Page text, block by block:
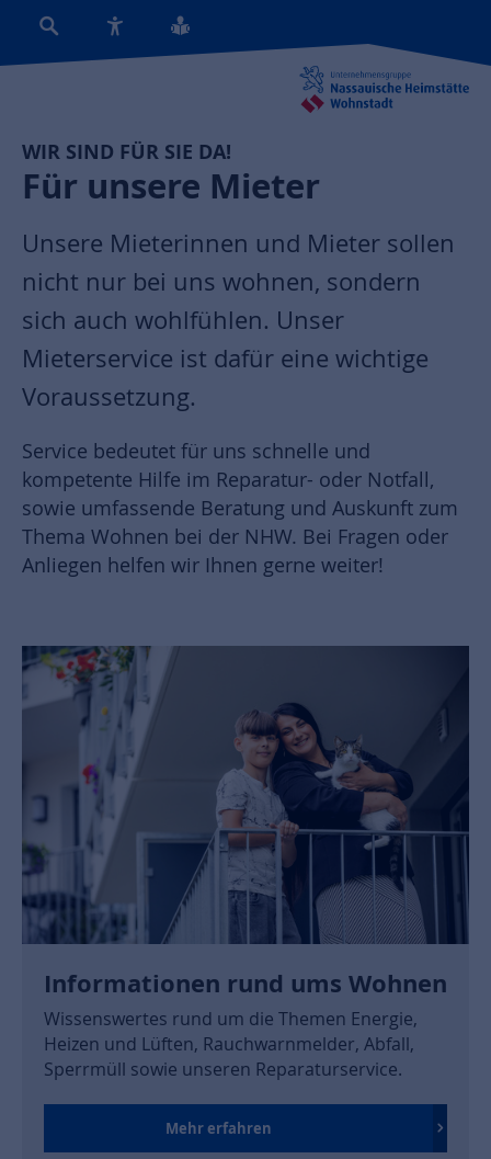
WIR SIND FÜR SIE DA!
Für unsere Mieter
Unsere Mieterinnen und Mieter sollen
nicht nur bei uns wohnen, sondern
sich auch wohlfühlen. Unser
Mieterservice ist dafür eine wichtige
Voraussetzung.
Service bedeutet für uns schnelle und
kompetente Hilfe im Reparatur- oder Notfall,
sowie umfassende Beratung und Auskunft zum
Thema Wohnen bei der NHW. Bei Fragen oder
Anliegen helfen wir Ihnen gerne weiter!
Informationen rund ums Wohnen
Wissenswertes rund um die Themen Energie,
Heizen und Lüften, Rauchwarnmelder, Abfall,
Sperrmüll sowie unseren Reparaturservice.
Mehr erfahren